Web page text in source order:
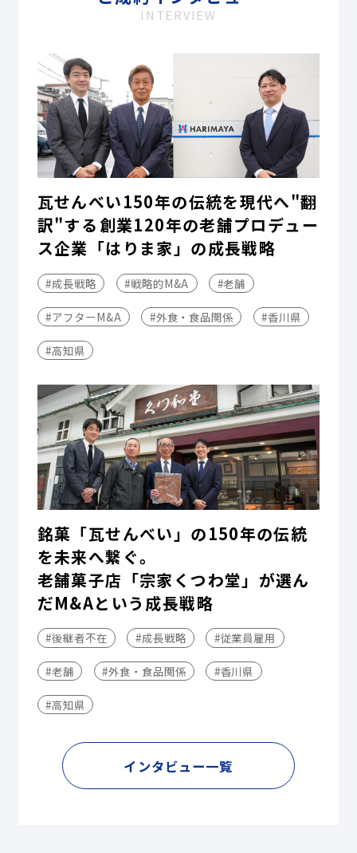
INTERVIEW
瓦せんべい150年の伝統を現代へ"翻
訳"する――創業120年の老舗プロデュー
ス企業「はりま家」の成長戦略
#成長戦略 #戦略的M&A #老舗
#アフターM&A #外食・食品関係 #香川県
#高知県
銘菓「瓦せんべい」の150年の伝統
を未来へ繋ぐ。
老舗菓子店「宗家くつわ堂」が選ん
だM&Aという成長戦略
#後継者不在 #成長戦略 #従業員雇用
#老舗 #外食・食品関係 #香川県
#高知県
インタビュー一覧